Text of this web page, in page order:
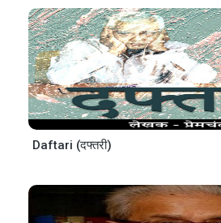
Daftari (दफ्तरी)